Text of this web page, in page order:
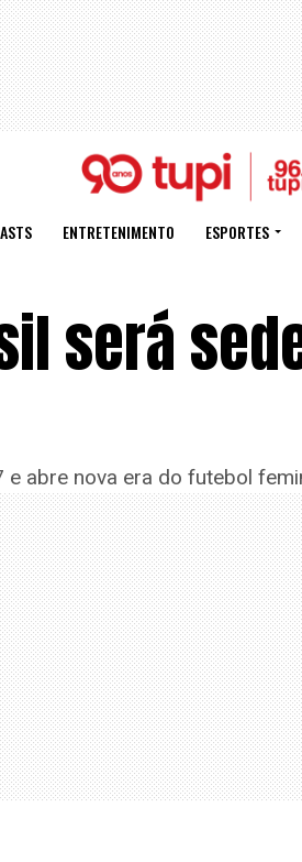
ENTRETENIMENTO ESPORTES
será
e abre nova era do futebol